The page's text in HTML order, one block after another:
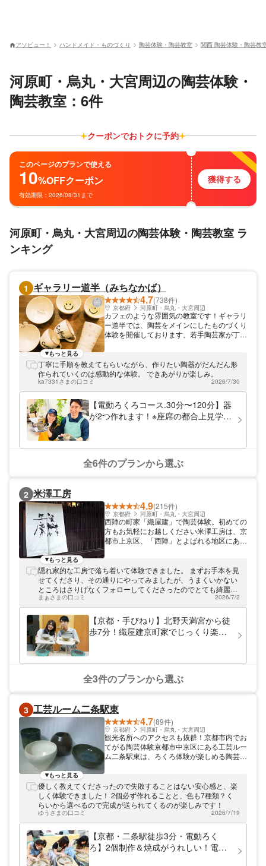
アソビュー！ ハンドメイド・ものづくり 陶芸体験・陶芸教室 関西 陶芸体験・陶芸教
河原町・烏丸・大宮周辺の陶芸体験・
陶芸教室：6件
クーポンでおトクに予約
このページのプランで使える
10%OFFクーポン
有効期限：2026/08/31まで
獲得する
河原町・烏丸・大宮周辺の陶芸体験・陶芸教室 ラ
ンキング
1 ギャラリー道半（みちなかば）
4.7(738件)
京都府 河原町・烏丸・大宮周辺
カフェのような雰囲気の教室です！ギャラリ
ー道半では、陶芸をメインにしたものづくり
体験を開催しております。若手陶芸家が丁寧
東西線「西大路御池」駅より5分。JRと地下
鉄東西線「二条」駅より10分。阪急「西
院」駅より13分です。皆さまのお越しをお
待ちしています。
もっと見る
丁寧に手順を教えてもらいながら、作りたい陶器がだんだん形
作られていくのは感動的な体験。 できあがりが楽しみ。
ka7331さまの口コミ 2026/7/30
【電動ろくろコース.30分〜120分】器
が2つ作れます！※座席の都合上見学は
ださい
全6件のプランから選ぶ
2 米澤工房
4.9(215件)
京都府 河原町・烏丸・大宮周辺
西陣の町家「織屋建」で陶芸体験。初めての
方もお気軽にお越しください米澤工房は、京
都市上京区、「西陣」とよばれる地区にあり
懐かしい西陣の町家を利用 今でも西陣織の
産地として有名で、織機の音が聞こえてくる
西陣地区。この地区には、巨大な織機を収め
るために作られた「織屋建」と呼ばれる町家
が残っています。米澤工房はこの町家を利用
して陶芸工房を開いています。表は普通の町
家、奥の間は吹き抜けの作業場。まさに工房
にふさわしい空間です。のれんをくぐった瞬
験 昔にタイムスリップした気分になれる工
房で、陶芸を体験してみませんか。初めての
方でも大歓迎です。陶芸作家としても活躍す
で、きっとお気に入りの一品を作ることがで
きます。冬の間は畳の部屋、それ以外の季節
は天井が高く光が入る土間で体験していただ
けます。 米澤工房制作の器も展示販売して
おります。京都旅行の記念に陶芸を体験して
みたい方、町家で過ごしてみたい方、お気軽
もっと見る
隠れ家的な工房で落ち着いて体験できました。 まずお手本を見
せてくださり、その通りにやってみましたが、うまくいかない
ところはさりげなくフォローしてくださったのでとても綺麗に
作ることができました。息子も楽しんでいたようで良かったで
す。
まぁさまの口コミ 2026/7/2
【京都・手びねり】北野天満宮から徒
歩7分！織屋建京町家でじっくり楽し
全3件のプランから選ぶ
3 工芸ルーム二条駅東
4.7(89件)
京都府 河原町・烏丸・大宮周辺
観光名所へのアクセスも抜群！京都市内でお
てがる陶芸体験京都市中京区にある工芸ルー
ム二条駅東は、ろくろ体験が楽しめる陶芸教
作品の配送まで、無料で行っております。観
光のスキマ時間を使って気軽にご体験いただ
けます。
もっと見る
優しく教えてくださったので失敗することはない安心感と、楽
しく体験できました！ 2個必ず作れることと、色も7種類？く
らいから選べるので完成が送られてくるのが楽しみです！
ゆうさまの口コミ 2026/7/19
【京都・二条駅徒歩3分・電動ろく
ろ】2個制作＆焼成がうれしい！電動